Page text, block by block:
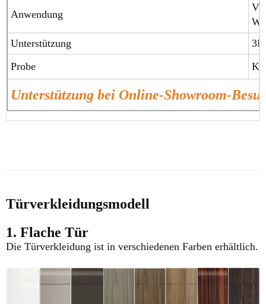
Anwendung
Unterstützung
Probe
Unterstützung bei Online-Showroom-
Türverkleidungsmodell
1. Flache Tür
Die Türverkleidung ist in verschiedenen Farben erhältlich.